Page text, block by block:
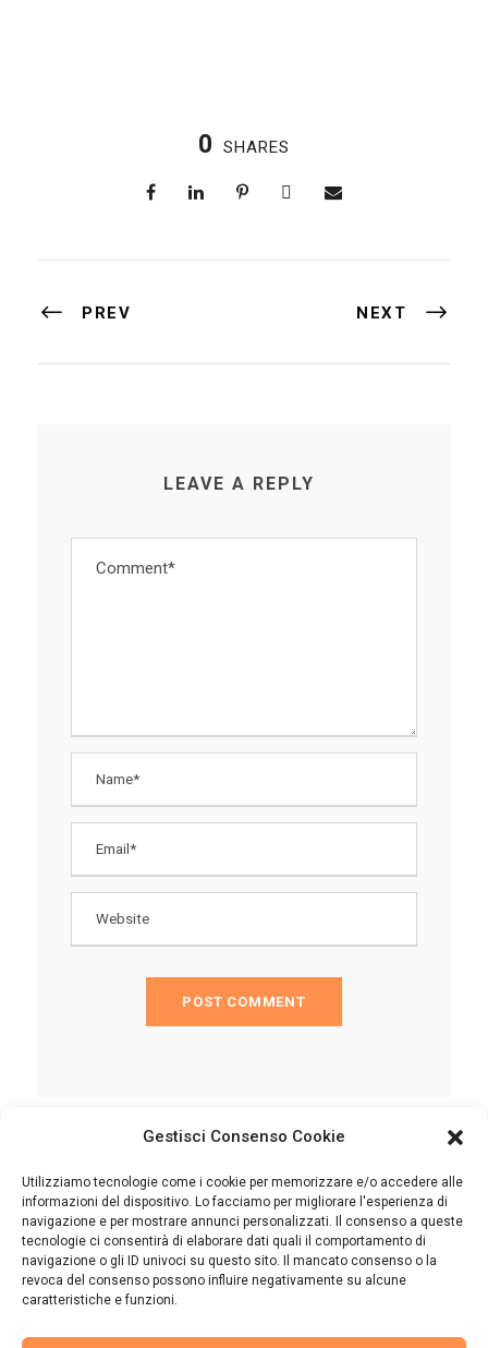
Gestisci Consenso Cookie
Utilizziamo tecnologie come i cookie per memorizzare e/o accedere alle
informazioni del dispositivo. Lo facciamo per migliorare l'esperienza di
navigazione e per mostrare annunci personalizzati. Il consenso a queste
tecnologie ci consentirà di elaborare dati quali il comportamento di
navigazione o gli ID univoci su questo sito. Il mancato consenso o la
revoca del consenso possono influire negativamente su alcune
caratteristiche e funzioni.
0 SHARES
PREV NEXT
LEAVE A REPLY
Cookie Policy (UE)